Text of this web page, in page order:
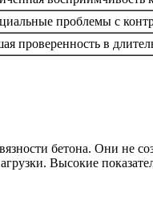
проблемы с
проверенность в
бетона. Они не
Высокие